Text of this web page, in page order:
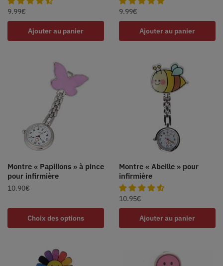
9.99€
Ajouter au panier
9.99€
Ajouter au panier
Montre « Papillons » à pince
pour infirmière
10.90€
Choix des options
Montre « Abeille » pour
infirmière
10.95€
Ajouter au panier